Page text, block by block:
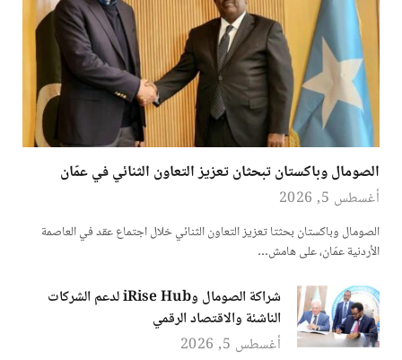
الصومال وباكستان تبحثان تعزيز التعاون الثنائي في عمّان
أغسطس 5, 2026
الصومال وباكستان بحثتا تعزيز التعاون الثنائي خلال اجتماع عقد في العاصمة
الأردنية عمّان، على هامش…
شراكة الصومال وiRise Hub لدعم الشركات
الناشئة والاقتصاد الرقمي
أغسطس 5, 2026